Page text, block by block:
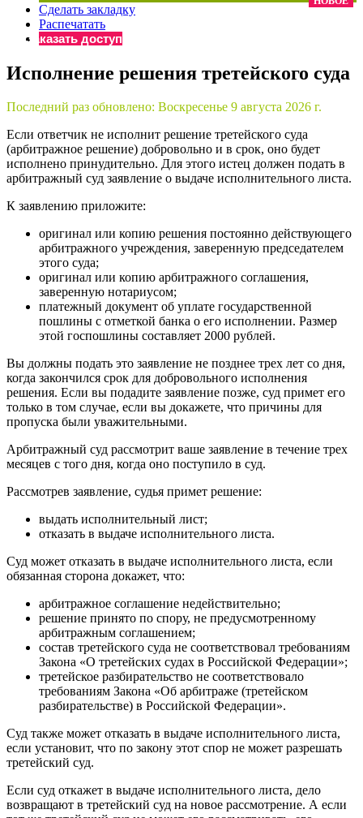
Бератор
«Практическая энциклопедия бухгалтера»
«Нормативные акты для бухгалтера»
«Практическая бухгалтерия»
Онлайн-сервисы «Учетная политика» и «Алгоритмы
Просто заполните форму, и мы вышлем вам на почту
Сделать закладку
Распечатать
Заказать доступ
Исполнение решения третейского суда
Последний раз обновлено: Воскресенье 9 августа 2026 г.
Если ответчик не исполнит решение третейского суда
(арбитражное решение) добровольно и в срок, оно будет
исполнено принудительно. Для этого истец должен подать в
арбитражный суд заявление о выдаче исполнительного листа.
К заявлению приложите:
оригинал или копию решения постоянно действующего
арбитражного учреждения, заверенную председателем
этого суда;
оригинал или копию арбитражного соглашения,
заверенную нотариусом;
платежный документ об уплате государственной
пошлины с отметкой банка о его исполнении. Размер
этой госпошлины составляет 2000 рублей.
Вы должны подать это заявление не позднее трех лет со дня,
когда закончился срок для добровольного исполнения
решения. Если вы подадите заявление позже, суд примет его
только в том случае, если вы докажете, что причины для
пропуска были уважительными.
Арбитражный суд рассмотрит ваше заявление в течение трех
месяцев с того дня, когда оно поступило в суд.
Рассмотрев заявление, судья примет решение:
выдать исполнительный лист;
отказать в выдаче исполнительного листа.
Суд может отказать в выдаче исполнительного листа, если
обязанная сторона докажет, что:
арбитражное соглашение недействительно;
решение принято по спору, не предусмотренному
арбитражным соглашением;
состав третейского суда не соответствовал требованиям
Закона «О третейских судах в Российской Федерации»;
третейское разбирательство не соответствовало
требованиям Закона «Об арбитраже (третейском
разбирательстве) в Российской Федерации».
Суд также может отказать в выдаче исполнительного листа,
если установит, что по закону этот спор не может разрешать
третейский суд.
Если суд откажет в выдаче исполнительного листа, дело
возвращают в третейский суд на новое рассмотрение. А если